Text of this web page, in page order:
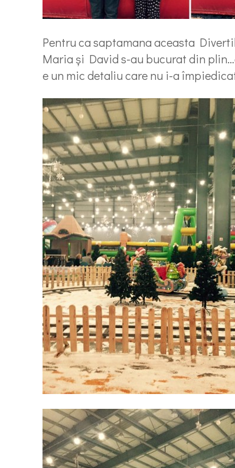
Pentru ca saptamana aceasta
Maria și David s-au bucurat din
e un mic detaliu care nu i-a